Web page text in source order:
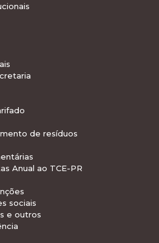
de resíduos
Anual ao TCE-PR
sociais
e outros